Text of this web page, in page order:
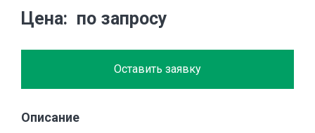
Цена по запросу
Оставить заявку
Описание